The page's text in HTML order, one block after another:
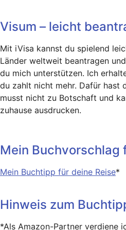
Visum – leicht
Mit iVisa kannst du spielend
Länder weltweit beantragen
du mich unterstützen. Ich
du zahlt nicht mehr. Dafür hast
musst nicht zu Botschaft und
zuhause ausdrucken.
Mein Buchvorschlag
Mein Buchtipp für deine Reise*
Hinweis zum
*Als Amazon-Partner verdiene